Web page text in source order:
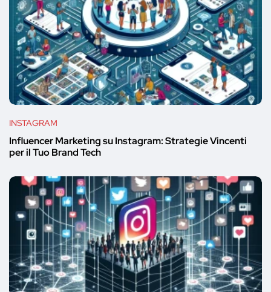
INSTAGRAM
Influencer Marketing su Instagram: Strategie Vincenti
per il Tuo Brand Tech